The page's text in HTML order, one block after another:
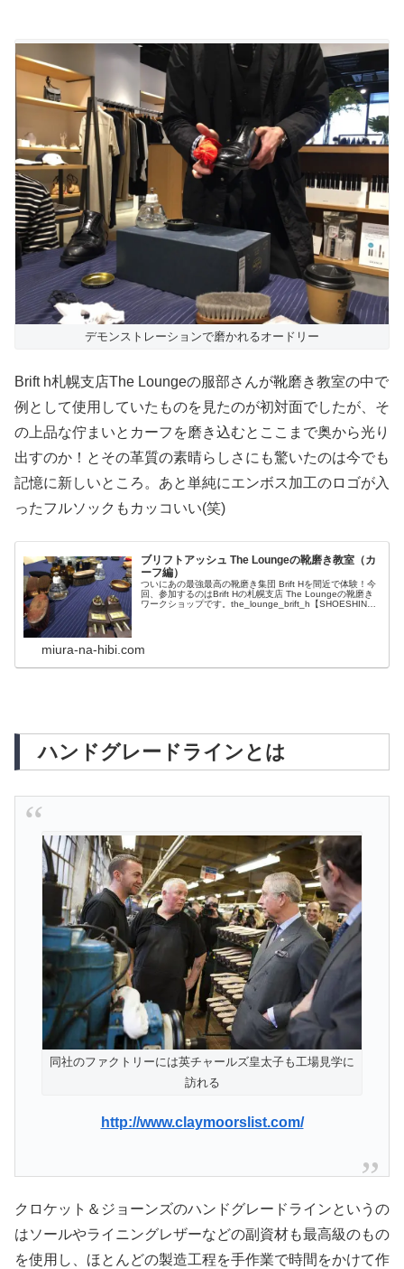
デモンストレーションで磨かれるオードリー
Brift h札幌支店The Loungeの服部さんが靴磨き教室の中で
例として使用していたものを見たのが初対面でしたが、そ
の上品な佇まいとカーフを磨き込むとここまで奥から光り
出すのか！とその革質の素晴らしさにも驚いたのは今でも
記憶に新しいところ。あと単純にエンボス加工のロゴが入
ったフルソックもカッコいい(笑)
ブリフトアッシュ The Loungeの靴磨き教室（カ
ーフ編）
ついにあの最強最高の靴磨き集団 Brift Hを間近で体験！今
回、参加するのはBrift Hの札幌支店 The Loungeの靴磨き
ワークショップです。the_lounge_brift_h【SHOESHINE
miura-na-hibi.com
ハンドグレードラインとは
同社のファクトリーには英チャールズ皇太子も工場見学に
訪れる
http://www.claymoorslist.com/
クロケット＆ジョーンズのハンドグレードラインというの
はソールやライニングレザーなどの副資材も最高級のもの
を使用し、ほとんどの製造工程を手作業で時間をかけて作